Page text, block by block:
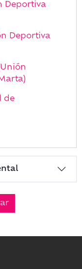
Deportiva
Deportiva
de